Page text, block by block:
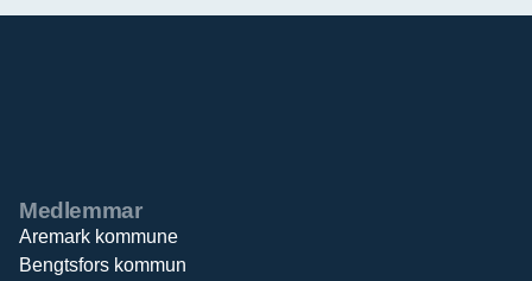
Medlemmar
Aremark kommune
Bengtsfors kommun